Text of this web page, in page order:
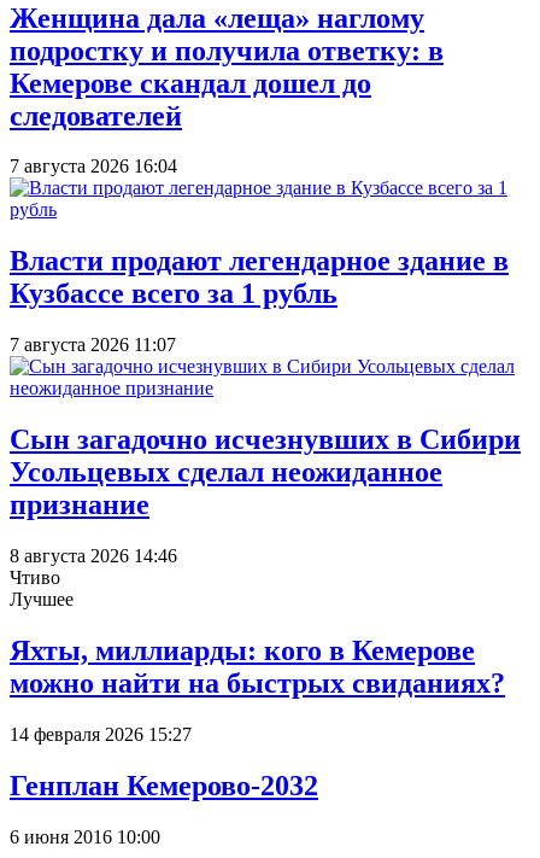
Женщина дала «леща» наглому
подростку и получила ответку: в
Кемерове скандал дошел до
следователей
7 августа 2026 16:04
Власти продают легендарное здание в
Кузбассе всего за 1 рубль
7 августа 2026 11:07
Сын загадочно исчезнувших в Сибири
Усольцевых сделал неожиданное
признание
8 августа 2026 14:46
Чтиво
Лучшее
Яхты, миллиарды: кого в Кемерове
можно найти на быстрых свиданиях?
14 февраля 2026 15:27
Генплан Кемерово-2032
6 июня 2016 10:00